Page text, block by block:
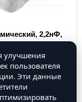
2,2нФ,
улучшения
пользователя
Эти данные